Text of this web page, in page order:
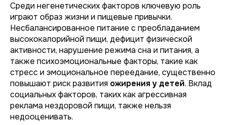
Среди негенетических факторов ключевую роль
играют образ жизни и пищевые привычки.
Несбалансированное питание с преобладанием
высококалорийной пищи, дефицит физической
активности, нарушение режима сна и питания, а
также психоэмоциональные факторы, такие как
стресс и эмоциональное переедание, существенно
повышают риск развития ожирения у детей. Вклад
социальных факторов, таких как агрессивная
реклама нездоровой пищи, также нельзя
недооценивать.